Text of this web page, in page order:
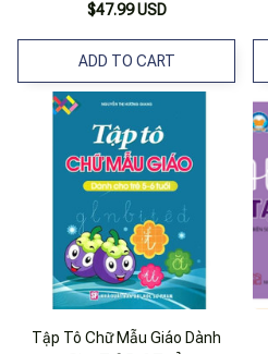
$47.99 USD
ADD TO CART
Tập Tô Chữ Mẫu Giáo Dành